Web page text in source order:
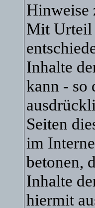
Hinweise
Mit Urteil
Inhalte
kann - so
Seiten
im
betonen,
Inhalte
hiermit